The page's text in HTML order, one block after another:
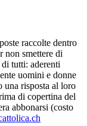
raccolte dentro
non smettere di
tutti: aderenti
uomini e donne
una risposta al loro
di copertina del
abbonarsi (costo